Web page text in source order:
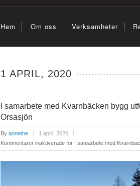
Hem Om oss Verksamheter
1 APRIL, 2020
I samarbete med Kvarnbäcken bygg
Orsasjön
By annethe
1 april, 2020
Kommentarer inaktiverade för I samarbete med